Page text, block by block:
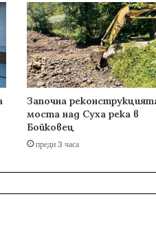
Започна
моста над Суха река в
Бойковец
преди 3 часа